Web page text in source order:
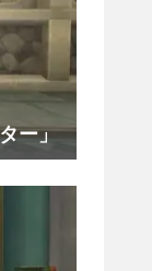
ー」